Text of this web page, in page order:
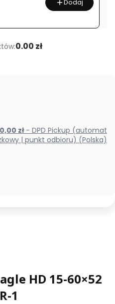
Dodaj
0.00 zł
od 0,00 zł - DPD Pickup (automat
paczkowy | punkt odbioru) (Polska)
HD 15-60×52
1